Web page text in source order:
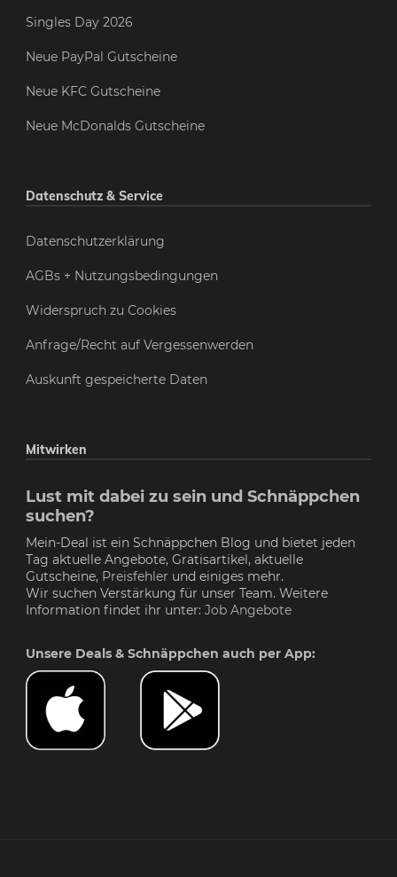
Singles Day 2026
Neue PayPal Gutscheine
Neue KFC Gutscheine
Neue McDonalds Gutscheine
Datenschutz & Service
Datenschutzerklärung
AGBs + Nutzungsbedingungen
Widerspruch zu Cookies
Anfrage/Recht auf Vergessenwerden
Auskunft gespeicherte Daten
Mitwirken
Lust mit dabei zu sein und Schnäppchen
suchen?
Mein-Deal ist ein Schnäppchen Blog und bietet jeden
Tag aktuelle Angebote, Gratisartikel, aktuelle
Gutscheine, Preisfehler und einiges mehr.
Wir suchen Verstärkung für unser Team. Weitere
Information findet ihr unter: Job Angebote
Unsere Deals & Schnäppchen auch per App: